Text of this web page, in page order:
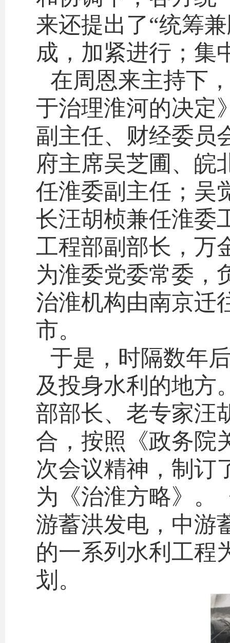
来还提出了“统筹
成，加紧进行；集
在周恩来主持下
于治理淮河的决定
副主任、财经委员
府主席吴芝圃、皖
任淮委副主任；吴
长汪胡桢兼任淮委
工程部副部长，万
为淮委党委常委，
治淮机构由南京迁
市。
于是，时隔数年
及投身水利的地方
部部长、老专家汪
合，按照《政务院
次会议精神，制订
为《治淮方略》。
游蓄洪发电，中游
的一系列水利工程
划。